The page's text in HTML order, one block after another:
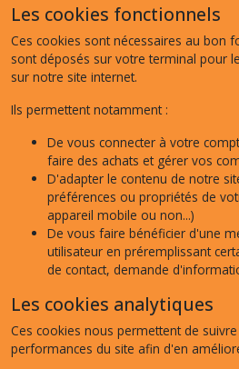
Les cookies fonctionnels
Ces cookies sont nécessaires au bon
sont déposés sur votre terminal pour
sur notre site internet.
Ils permettent notamment :
De vous connecter à votre
faire des achats et gérer vos
D'adapter le contenu de notre
préférences ou propriétés de
appareil mobile ou non...)
De vous faire bénéficier d'une
utilisateur en préremplissant
de contact, demande
Les cookies analytiques
Ces cookies nous permettent de
performances du site afin d'en